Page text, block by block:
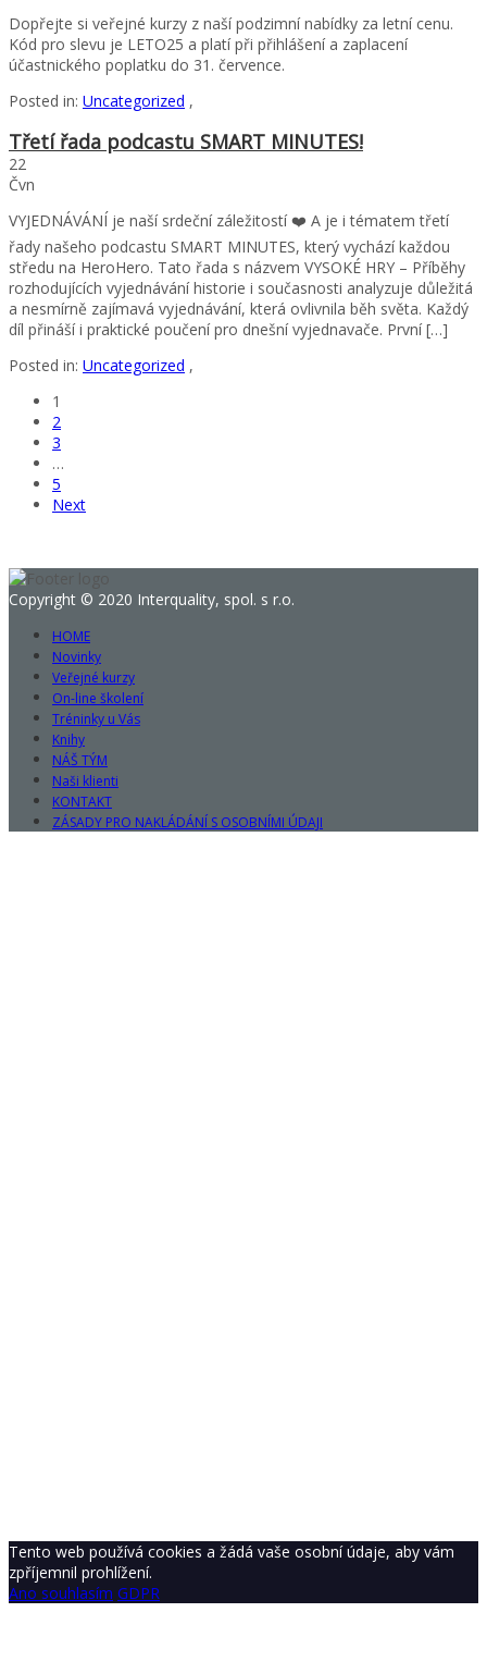
Dopřejte si veřejné kurzy z naší podzimní nabídky za letní cenu.
Kód pro slevu je LETO25 a platí při přihlášení a zaplacení
účastnického poplatku do 31. července.
Posted in: Uncategorized ,
Třetí řada podcastu SMART MINUTES!
22
Čvn
VYJEDNÁVÁNÍ je naší srdeční záležitostí ❤️ A je i tématem třetí
řady našeho podcastu SMART MINUTES, který vychází každou
středu na HeroHero. Tato řada s názvem VYSOKÉ HRY – Příběhy
rozhodujících vyjednávání historie i současnosti analyzuje důležitá
a nesmírně zajímavá vyjednávání, která ovlivnila běh světa. Každý
díl přináší i praktické poučení pro dnešní vyjednavače. První […]
Posted in: Uncategorized ,
1
2
3
…
5
Next
Copyright © 2020 Interquality, spol. s r.o.
HOME
Novinky
Veřejné kurzy
On-line školení
Tréninky u Vás
Knihy
NÁŠ TÝM
Naši klienti
KONTAKT
ZÁSADY PRO NAKLÁDÁNÍ S OSOBNÍMI ÚDAJI
Tento web používá cookies a žádá vaše osobní údaje, aby vám
zpříjemnil prohlížení.
Ano souhlasím GDPR